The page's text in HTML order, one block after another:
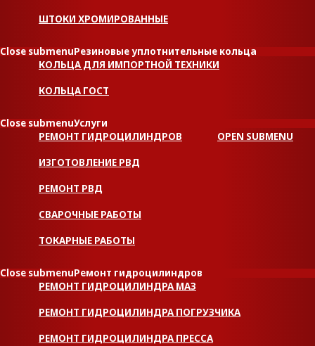
ШТОКИ ХРОМИРОВАННЫЕ
Close submenuРезиновые уплотнительные кольца
КОЛЬЦА ДЛЯ ИМПОРТНОЙ ТЕХНИКИ
КОЛЬЦА ГОСТ
Close submenuУслуги
РЕМОНТ ГИДРОЦИЛИНДРОВ
OPEN SUBMENU
ИЗГОТОВЛЕНИЕ РВД
РЕМОНТ РВД
СВАРОЧНЫЕ РАБОТЫ
ТОКАРНЫЕ РАБОТЫ
Close submenuРемонт гидроцилиндров
РЕМОНТ ГИДРОЦИЛИНДРА МАЗ
РЕМОНТ ГИДРОЦИЛИНДРА ПОГРУЗЧИКА
РЕМОНТ ГИДРОЦИЛИНДРА ПРЕССА